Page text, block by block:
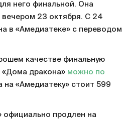
него финальной. Она
вечером 23 октября. С 24
в «Амедиатеке» с переводом
качестве финальную
«Дома дракона» можно по
на «Амедиатеку» стоит 599
официально продлен на